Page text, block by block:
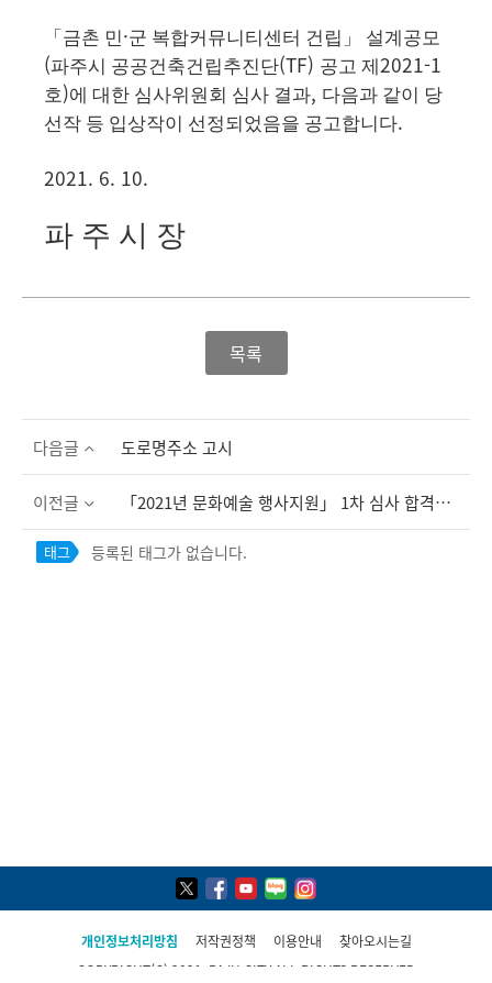
「 금촌 민·군 복합커뮤니티센터 건립 」 설계공모
(파주시 공공건축건립추진단(TF) 공고 제 2021-1
호)에 대한 심사위원회 심사 결과, 다음과 같이 당
선작 등 입상작이 선정되었음을 공고합니다.
2021. 6. 10.
파 주 시 장
목록
다음글 도로명주소 고시
이전글 「2021년 문화예술 행사지원」 1차 심사 합격단체 및 2차 심사일정 공고
태그 등록된 태그가 없습니다.
개인정보처리방침 저작권정책 이용안내
찾아오시는길
COPYRIGHT(C) 2021, PAJU CITY ALL RIGHTS RESERVED